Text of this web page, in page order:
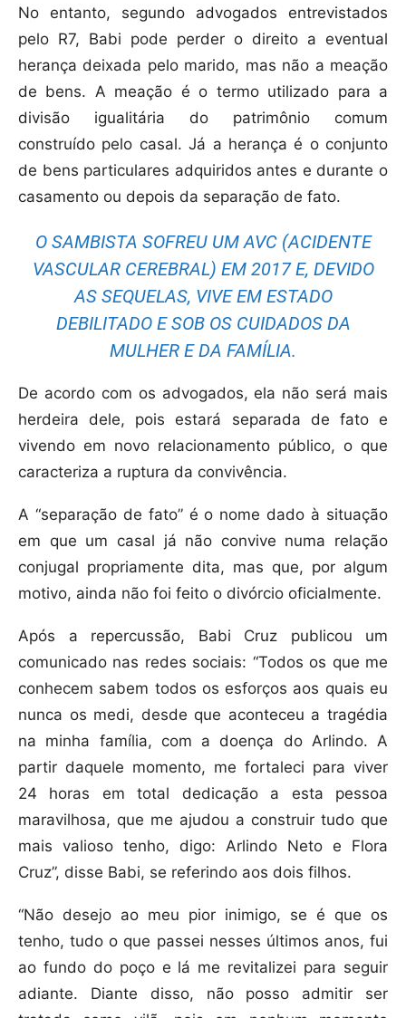
No entanto, segundo advogados entrevistados
pelo R7, Babi pode perder o direito a eventual
herança deixada pelo marido, mas não a meação
de bens. A meação é o termo utilizado para a
divisão igualitária do patrimônio comum
construído pelo casal. Já a herança é o conjunto
de bens particulares adquiridos antes e durante o
casamento ou depois da separação de fato.
O SAMBISTA SOFREU UM AVC (ACIDENTE
VASCULAR CEREBRAL) EM 2017 E, DEVIDO
AS SEQUELAS, VIVE EM ESTADO
DEBILITADO E SOB OS CUIDADOS DA
MULHER E DA FAMÍLIA.
De acordo com os advogados, ela não será mais
herdeira dele, pois estará separada de fato e
vivendo em novo relacionamento público, o que
caracteriza a ruptura da convivência.
A “separação de fato” é o nome dado à situação
em que um casal já não convive numa relação
conjugal propriamente dita, mas que, por algum
motivo, ainda não foi feito o divórcio oficialmente.
Após a repercussão, Babi Cruz publicou um
comunicado nas redes sociais: “Todos os que me
conhecem sabem todos os esforços aos quais eu
nunca os medi, desde que aconteceu a tragédia
na minha família, com a doença do Arlindo. A
partir daquele momento, me fortaleci para viver
24 horas em total dedicação a esta pessoa
maravilhosa, que me ajudou a construir tudo que
mais valioso tenho, digo: Arlindo Neto e Flora
Cruz”, disse Babi, se referindo aos dois filhos.
“Não desejo ao meu pior inimigo, se é que os
tenho, tudo o que passei nesses últimos anos, fui
ao fundo do poço e lá me revitalizei para seguir
adiante. Diante disso, não posso admitir ser